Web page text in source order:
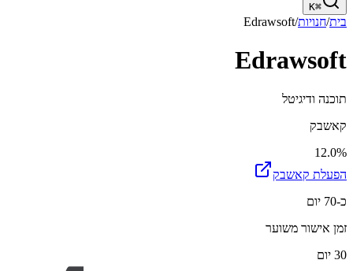
⌘
K
בית/חנויות/
Edrawsoft
Edrawsoft
תוכנה ודיגיטל
קאשבק
12.0%
הפעלת קאשבק
כ-70 יום
זמן אישור משוער
30 יום